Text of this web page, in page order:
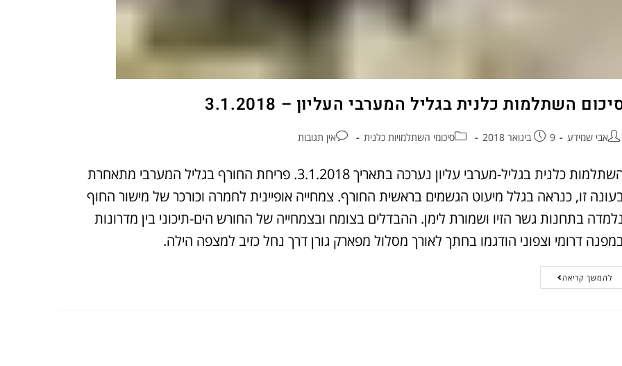
השתלמות כלנית בגליל המערבי העליון – 3.1.2018
אבי שמידע 9 בינואר 2018 סיכומי השתלמויות כלנית אין תגובות
השתלמות כלנית בגליל-מערבי עליון נערכה בתאריך 3.1.2018. פריחת החורף בגליל המערבי מתאחרת
זו, כנראה בגלל מיעוט הגשמים בראשית החורף. צמחייה אופיינית לחמרה וכורכר של מישור החוף
נלמדה בתחנות גשר הזיו ושמורת לימן. ההבדלים בצומח ובצמחייה של החורש הים-תיכוני בין מדרונות
דרומי וצפוני הודגמו בחתך לאורך מסלול מפארק גורן דרך נחל כזיב למצפה הילה.
להמשך קריאה